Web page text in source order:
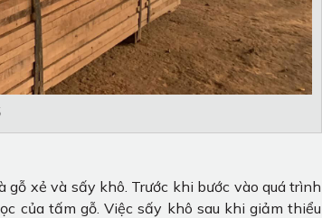
xẻ và sấy khô. Trước khi bước vào quá trình
của tấm gỗ. Việc sấy khô sau khi giảm thiểu